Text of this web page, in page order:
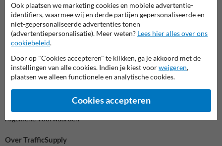
info@trafficsupply.nl
Alle contactgegevens
Informatie
Product(en) retourneren
Cookie / Privacy
Sitemap
Algemene Voorwaarden
Over TrafficSupply
Ook plaatsen we marketing cookies en mobiele advertentie-
identifiers, waarmee wij en derde partijen gepersonaliseerde en
niet-gepersonaliseerde advertenties tonen
(advertentiepersonalisatie). Meer weten? Lees hier alles over ons
cookiebeleid.
Door op "Cookies accepteren" te klikken, ga je akkoord met de
instellingen van alle cookies. Indien je kiest voorweigeren,
plaatsen we alleen functionele en analytische cookies.
Cookies accepteren